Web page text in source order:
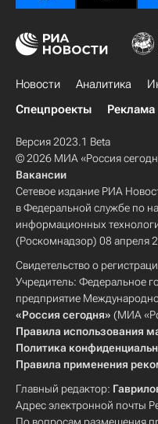
Новости Аналитика
Спецпроекты
Реклама
Версия 2023.1 Beta
© 2026 МИА «Россия
Вакансии
Сетевое издание РИА
в Федеральной службе по
информационных
(Роскомнадзор) 08 апреля
Свидетельство о
Учредитель: Федеральное
предприятие
«Россия сегодня» (МИА
Правила использования
Политика
Правила применения
Главный редактор:
Адрес электронной почты